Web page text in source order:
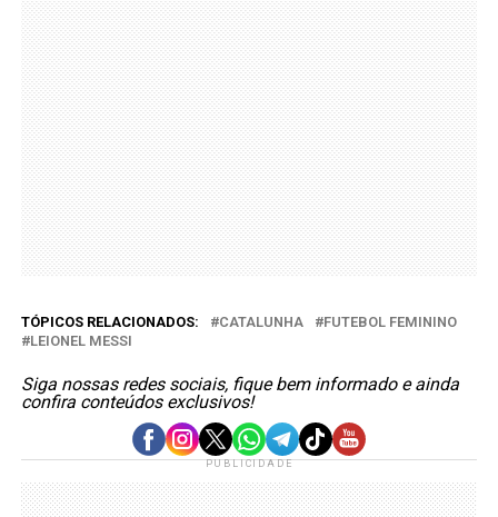
TÓPICOS RELACIONADOS: CATALUNHA
FUTEBOL FEMININO
LEIONEL MESSI
Siga nossas redes sociais, fique bem informado e ainda
confira conteúdos exclusivos!
PUBLICIDADE